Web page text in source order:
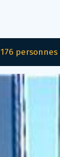
176 personnes